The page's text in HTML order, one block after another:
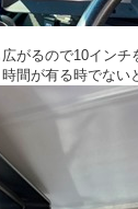
がるので10インチ
間が有る時でない